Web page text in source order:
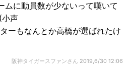
ムに動員数が少ないって嘆いて
声
ーもなんとか高橋が選ばれたけ
阪神タイガースファンさん 2019,6/30 12:06